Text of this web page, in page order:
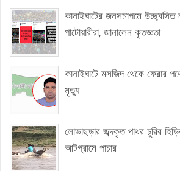
কানাইঘাটের জনসমাগমে
পাটোয়ারীরা, জানালেন কৃতজ্ঞতা
কানাইঘাটে মসজিদ থেকে ফেরার
মৃত্যু
লোভাছড়ার জব্দকৃত পাথর চুরির
আটগ্রামে পাচার